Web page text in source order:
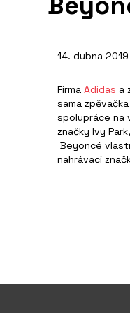
14. dubna 2019
Firma Adidas a
sama
spolupráce na
značky Ivy
Beyoncé
nahrávací